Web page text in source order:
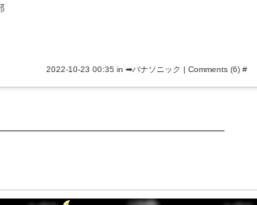
2022-10-23 00:35 in ➡パナソニック | Comments (6) #